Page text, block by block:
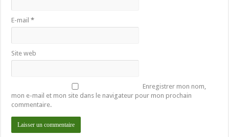
E-mail*
Site web
Enregistrer mon nom,
mon e-mail et mon site dans le navigateur pour mon prochain
commentaire.